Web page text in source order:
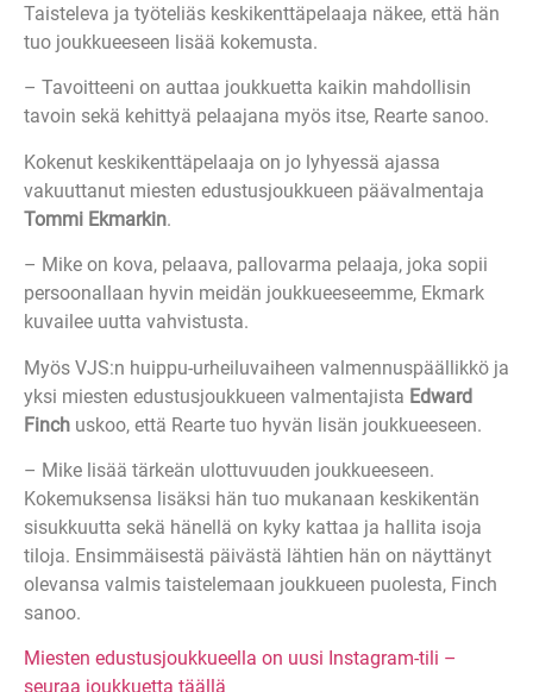
Taisteleva ja työteliäs keskikenttäpelaaja näkee, että hän
tuo joukkueeseen lisää kokemusta.
– Tavoitteeni on auttaa joukkuetta kaikin mahdollisin
tavoin sekä kehittyä pelaajana myös itse, Rearte sanoo.
Kokenut keskikenttäpelaaja on jo lyhyessä ajassa
vakuuttanut miesten edustusjoukkueen päävalmentaja
Tommi Ekmarkin.
– Mike on kova, pelaava, pallovarma pelaaja, joka sopii
persoonallaan hyvin meidän joukkueeseemme, Ekmark
kuvailee uutta vahvistusta.
Myös VJS:n huippu-urheiluvaiheen valmennuspäällikkö ja
yksi miesten edustusjoukkueen valmentajista Edward
Finch uskoo, että Rearte tuo hyvän lisän joukkueeseen.
– Mike lisää tärkeän ulottuvuuden joukkueeseen.
Kokemuksensa lisäksi hän tuo mukanaan keskikentän
sisukkuutta sekä hänellä on kyky kattaa ja hallita isoja
tiloja. Ensimmäisestä päivästä lähtien hän on näyttänyt
olevansa valmis taistelemaan joukkueen puolesta, Finch
sanoo.
Miesten edustusjoukkueella on uusi Instagram-tili –
seuraa joukkuetta täällä